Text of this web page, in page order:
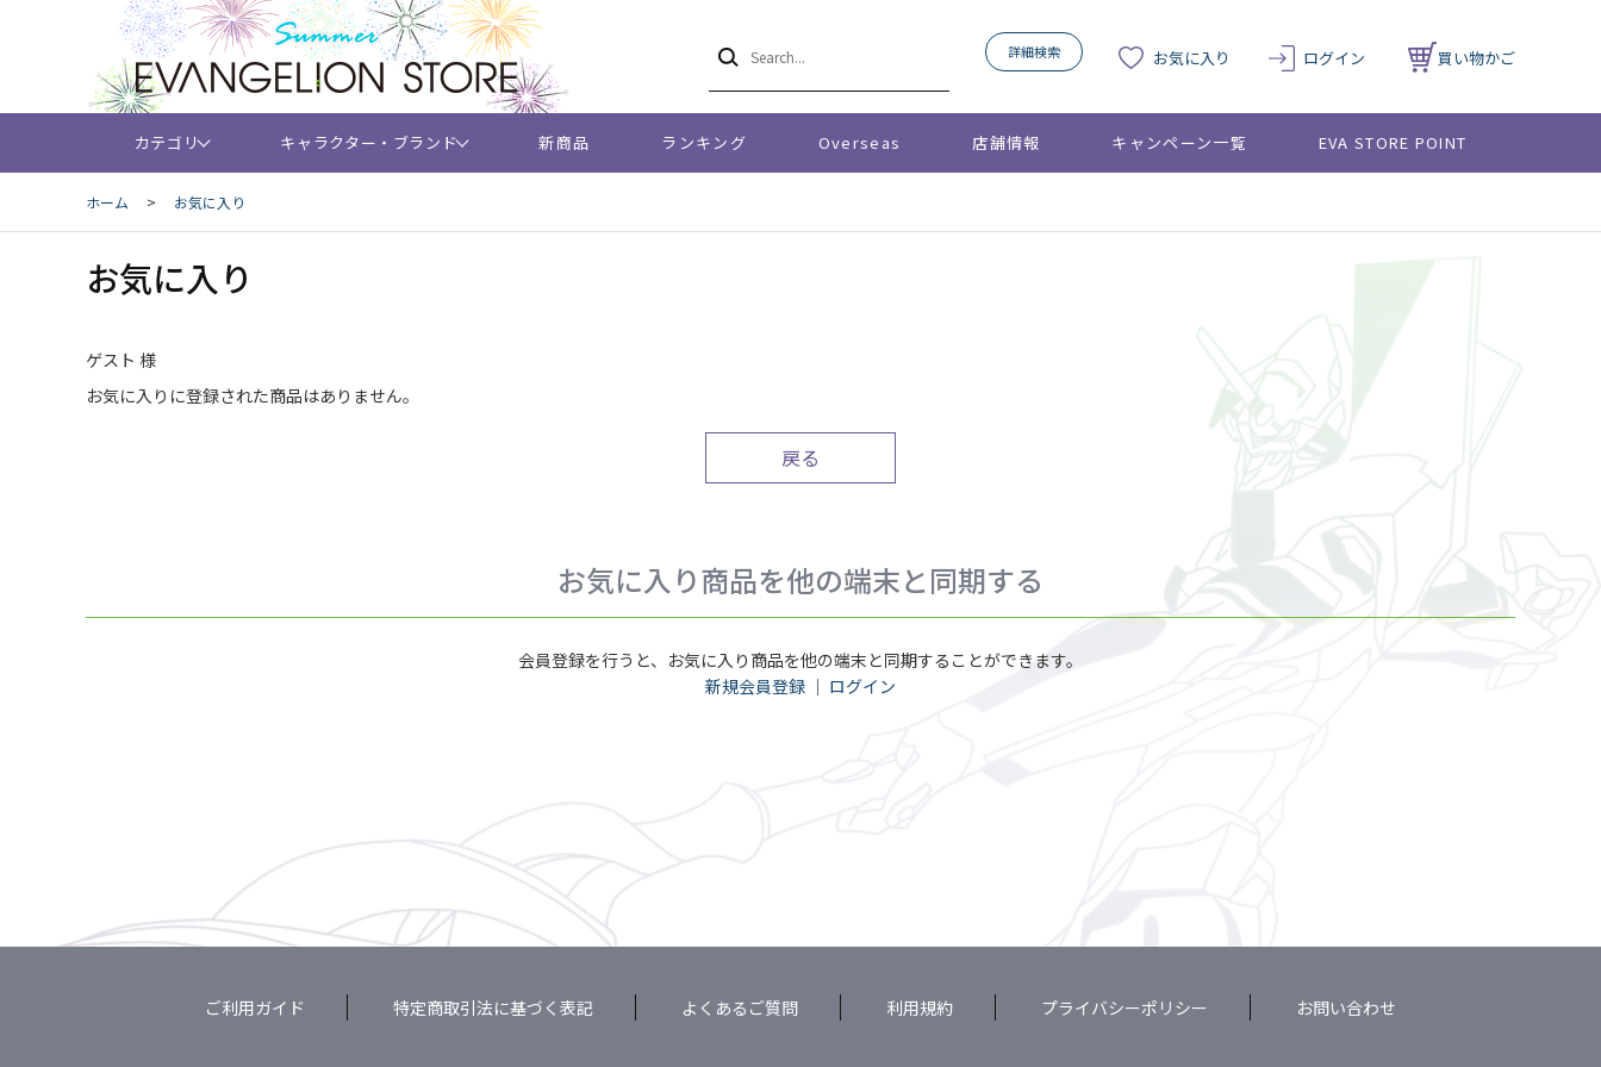
詳細検索 お気に入り ログイン 買い物かご
カテゴリ キャラクター・ブランド 新商品 ランキング Overseas 店舗情報 キャンペーン一覧 EVA STORE POINT
ホーム > お気に入り
お気に入り
ゲスト 様
お気に入りに登録された商品はありません。
戻る
お気に入り商品を他の端末と同期する
会員登録を行うと、お気に入り商品を他の端末と同期することができます。
新規会員登録 ｜ ログイン
ご利用ガイド 特定商取引法に基づく表記 よくあるご質問 利用規約 プライバシーポリシー お問い合わせ